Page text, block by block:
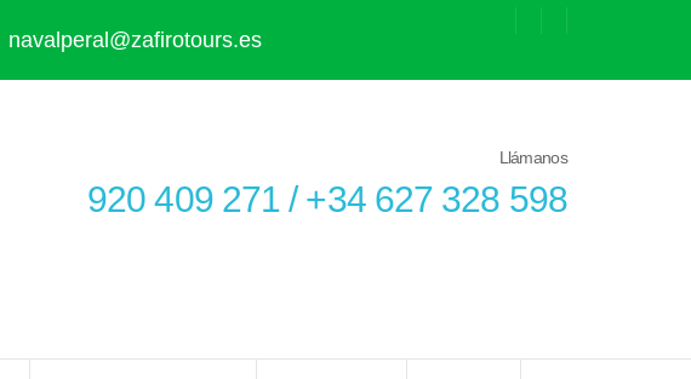
navalperal@zafirotours.es
Llámanos
920 409 271 / +34 627 328 598